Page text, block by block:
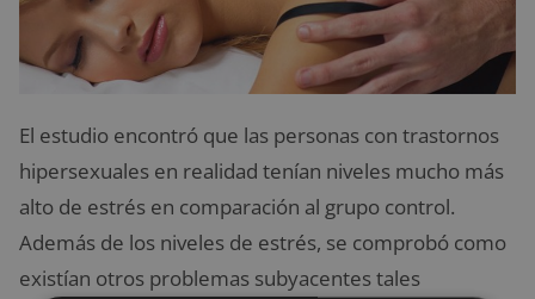
El estudio encontró que las personas con trastornos
hipersexuales en realidad tenían niveles mucho más
alto de estrés en comparación al grupo control.
Además de los niveles de estrés, se comprobó como
existían otros problemas subyacentes tales